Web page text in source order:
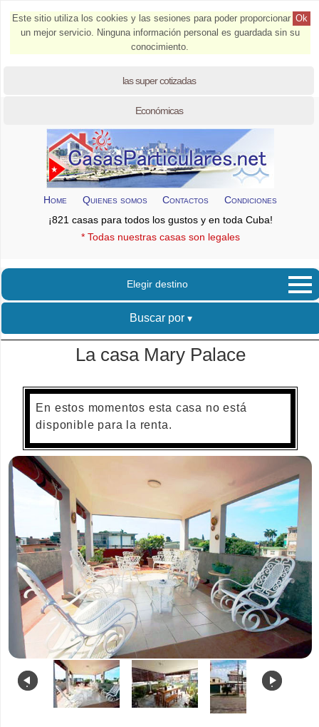
Ok
Este sitio utiliza los cookies y las sesiones para poder proporcionar
un mejor servicio. Ninguna información personal es guardada sin su
conocimiento.
las super cotizadas
Económicas
Home Quienes somos Contactos
Condiciones
¡821 casas para todos los gustos y en toda Cuba!
* Todas nuestras casas son legales
Elegir destino
Buscar por
La casa Mary Palace
En estos momentos esta casa no está
disponible para la renta.
. .